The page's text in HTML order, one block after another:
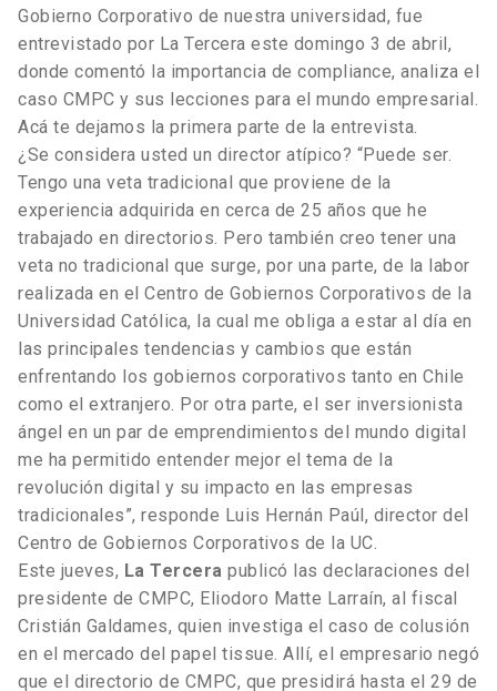
Gobierno Corporativo de nuestra universidad, fue
entrevistado por La Tercera este domingo 3 de abril,
donde comentó la importancia de compliance, analiza el
caso CMPC y sus lecciones para el mundo empresarial.
Acá te dejamos la primera parte de la entrevista.
¿Se considera usted un director atípico? “Puede ser.
Tengo una veta tradicional que proviene de la
experiencia adquirida en cerca de 25 años que he
trabajado en directorios. Pero también creo tener una
veta no tradicional que surge, por una parte, de la labor
realizada en el Centro de Gobiernos Corporativos de la
Universidad Católica, la cual me obliga a estar al día en
las principales tendencias y cambios que están
enfrentando los gobiernos corporativos tanto en Chile
como el extranjero. Por otra parte, el ser inversionista
ángel en un par de emprendimientos del mundo digital
me ha permitido entender mejor el tema de la
revolución digital y su impacto en las empresas
tradicionales”, responde Luis Hernán Paúl, director del
Centro de Gobiernos Corporativos de la UC.
Este jueves, La Tercera publicó las declaraciones del
presidente de CMPC, Eliodoro Matte Larraín, al fiscal
Cristián Galdames, quien investiga el caso de colusión
en el mercado del papel tissue. Allí, el empresario negó
que el directorio de CMPC, que presidirá hasta el 29 de